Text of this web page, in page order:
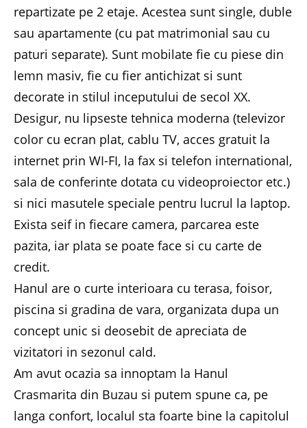
repartizate pe 2 etaje. Acestea sunt single, duble
sau apartamente (cu pat matrimonial sau cu
paturi separate). Sunt mobilate fie cu piese din
lemn masiv, fie cu fier antichizat si sunt
decorate in stilul inceputului de secol XX.
Desigur, nu lipseste tehnica moderna (televizor
color cu ecran plat, cablu TV, acces gratuit la
internet prin WI-FI, la fax si telefon international,
sala de conferinte dotata cu videoproiector etc.)
si nici masutele speciale pentru lucrul la laptop.
Exista seif in fiecare camera, parcarea este
pazita, iar plata se poate face si cu carte de
credit.
Hanul are o curte interioara cu terasa, foisor,
piscina si gradina de vara, organizata dupa un
concept unic si deosebit de apreciata de
vizitatori in sezonul cald.
Am avut ocazia sa innoptam la Hanul
Crasmarita din Buzau si putem spune ca, pe
langa confort, localul sta foarte bine la capitolul